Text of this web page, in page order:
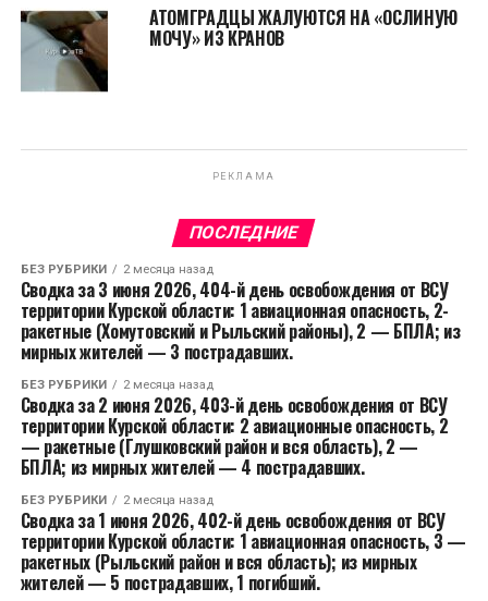
АТОМГРАДЦЫ ЖАЛУЮТСЯ НА «ОСЛИНУЮ
МОЧУ» ИЗ КРАНОВ
РЕКЛАМА
ПОСЛЕДНИЕ
БЕЗ РУБРИКИ 2 месяца назад
Сводка за 3 июня 2026, 404-й день освобождения от ВСУ
территории Курской области: 1 авиационная опасность, 2-
ракетные (Хомутовский и Рыльский районы), 2 — БПЛА; из
мирных жителей — 3 пострадавших.
БЕЗ РУБРИКИ 2 месяца назад
Сводка за 2 июня 2026, 403-й день освобождения от ВСУ
территории Курской области: 2 авиационные опасность, 2
— ракетные (Глушковский район и вся область), 2 —
БПЛА; из мирных жителей — 4 пострадавших.
БЕЗ РУБРИКИ 2 месяца назад
Сводка за 1 июня 2026, 402-й день освобождения от ВСУ
территории Курской области: 1 авиационная опасность, 3 —
ракетных (Рыльский район и вся область); из мирных
жителей — 5 пострадавших, 1 погибший.